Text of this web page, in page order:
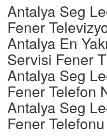
Antalya Seg
Fener
Antalya En
Servisi Fener
Antalya Seg
Fener Telefon
Antalya Seg
Fener Telefonu